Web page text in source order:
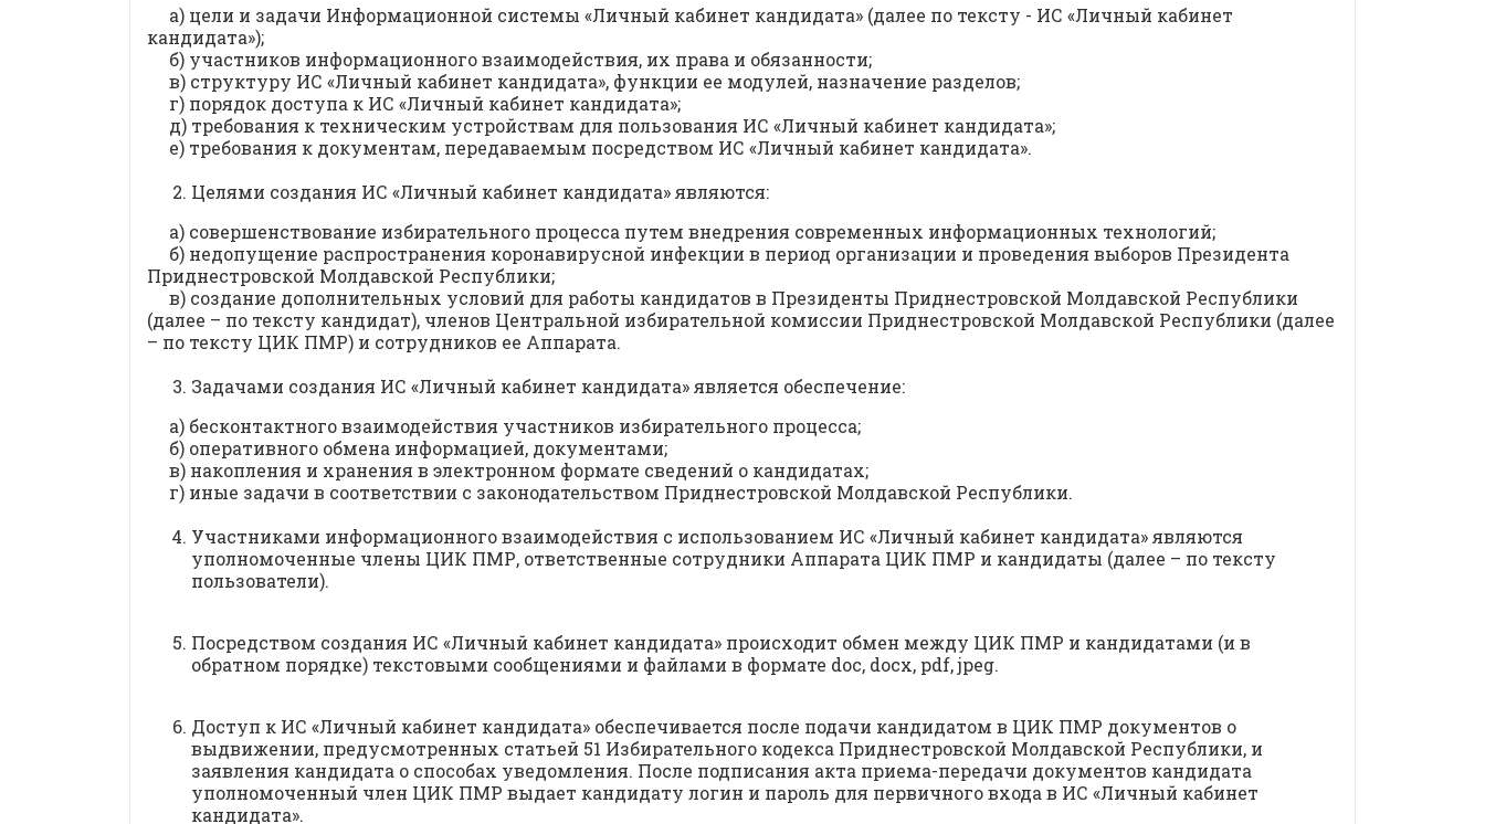
а) цели и задачи Информационной системы «Личный кабинет кандидата» (далее по тексту - ИС «Личный кабинет
кандидата»);
б) участников информационного взаимодействия, их права и обязанности;
в) структуру ИС «Личный кабинет кандидата», функции ее модулей, назначение разделов;
г) порядок доступа к ИС «Личный кабинет кандидата»;
д) требования к техническим устройствам для пользования ИС «Личный кабинет кандидата»;
е) требования к документам, передаваемым посредством ИС «Личный кабинет кандидата».
Целями создания ИС «Личный кабинет кандидата» являются:
а) совершенствование избирательного процесса путем внедрения современных информационных технологий;
б) недопущение распространения коронавирусной инфекции в период организации и проведения выборов Президента
Приднестровской Молдавской Республики;
в) создание дополнительных условий для работы кандидатов в Президенты Приднестровской Молдавской Республики
(далее – по тексту кандидат), членов Центральной избирательной комиссии Приднестровской Молдавской Республики (далее
– по тексту ЦИК ПМР) и сотрудников ее Аппарата.
Задачами создания ИС «Личный кабинет кандидата» является обеспечение:
а) бесконтактного взаимодействия участников избирательного процесса;
б) оперативного обмена информацией, документами;
в) накопления и хранения в электронном формате сведений о кандидатах;
г) иные задачи в соответствии с законодательством Приднестровской Молдавской Республики.
Участниками информационного взаимодействия с использованием ИС «Личный кабинет кандидата» являются
уполномоченные члены ЦИК ПМР, ответственные сотрудники Аппарата ЦИК ПМР и кандидаты (далее – по тексту
пользователи).
Посредством создания ИС «Личный кабинет кандидата» происходит обмен между ЦИК ПМР и кандидатами (и в
обратном порядке) текстовыми сообщениями и файлами в формате doc, docx, pdf, jpeg.
Доступ к ИС «Личный кабинет кандидата» обеспечивается после подачи кандидатом в ЦИК ПМР документов о
выдвижении, предусмотренных статьей 51 Избирательного кодекса Приднестровской Молдавской Республики, и
заявления кандидата о способах уведомления. После подписания акта приема-передачи документов кандидата
уполномоченный член ЦИК ПМР выдает кандидату логин и пароль для первичного входа в ИС «Личный кабинет
кандидата».